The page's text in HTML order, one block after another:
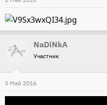
NaDiNkA
Участник
5 Май 2016